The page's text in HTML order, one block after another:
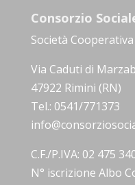
Consorzio
Società
Via Caduti di
47922 Rimini (RN)
Tel.: 0541/771373
C.F./P.IVA: 02 475
N° iscrizione Albo